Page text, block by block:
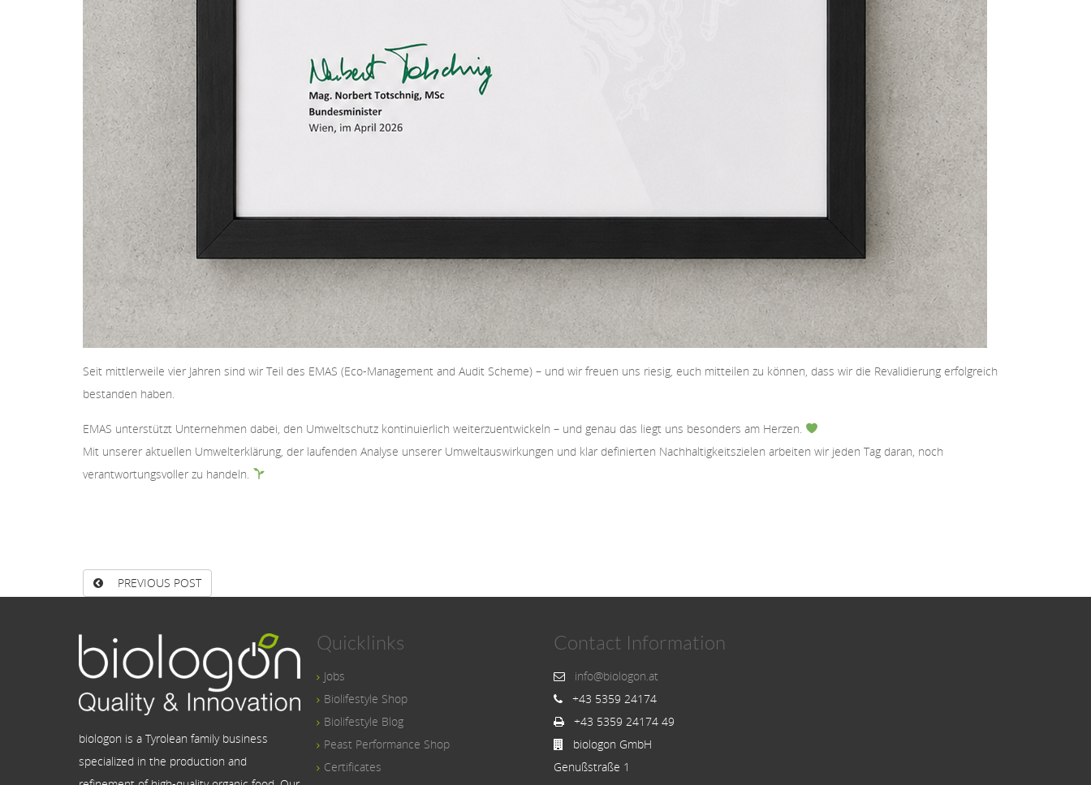
Seit mittlerweile vier Jahren sind wir Teil des EMAS (Eco-Management and Audit Scheme) – und wir freuen uns riesig, euch mitteilen zu können, dass wir die Revalidierung erfolgreich
bestanden haben.
EMAS unterstützt Unternehmen dabei, den Umweltschutz kontinuierlich weiterzuentwickeln – und genau das liegt uns besonders am Herzen.
Mit unserer aktuellen Umwelterklärung, der laufenden Analyse unserer Umweltauswirkungen und klar definierten Nachhaltigkeitszielen arbeiten wir jeden Tag daran, noch
verantwortungsvoller zu handeln.
PREVIOUS POST
biologon is a Tyrolean family business
specialized in the production and
Quicklinks
Jobs
Biolifestyle Shop
Biolifestyle Blog
Peast Performance Shop
Certificates
Contact Information
info@biologon.at
+43 5359 24174
+43 5359 24174 49
biologon GmbH
Genußstraße 1